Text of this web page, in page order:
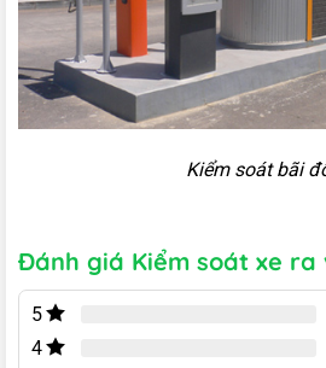
Kiểm soát bãi
Đánh giá Kiểm soát xe ra
5
4